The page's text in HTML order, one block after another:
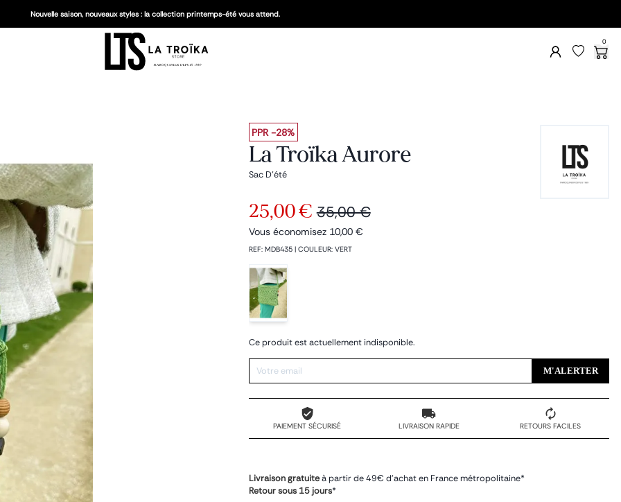
Nouvelle saison, nouveaux styles : la collection printemps-été vous attend.
0
PPR -28%
La Troïka Aurore
Sac D'été
25,00 € 35,00 €
Vous économisez 10,00 €
REF: MDB435| COULEUR: VERT
Ce produit est actuellement indisponible.
M'ALERTER
PAIEMENT SÉCURISÉ LIVRAISON RAPIDE RETOURS FACILES
Livraison gratuiteà partir de 49€ d'achat en France métropolitaine*
Retour sous 15 jours*